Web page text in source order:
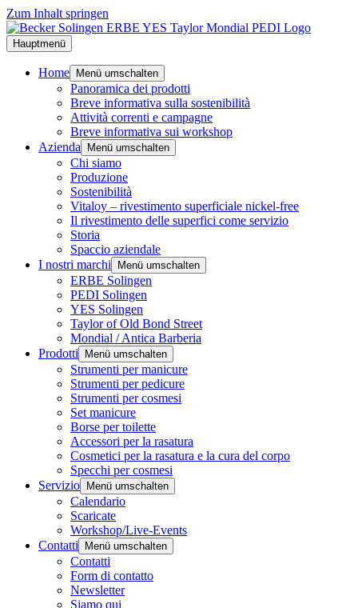
Zum Inhalt springen
Hauptmenü
Home Menü umschalten
Panoramica dei prodotti
Breve informativa sulla sostenibilità
Attività correnti e campagne
Breve informativa sui workshop
Azienda
Menü umschalten
Chi siamo
Produzione
Sostenibilità
Vitaloy – rivestimento superficiale nickel-free
Il rivestimento delle superfici come servizio
Storia
Spaccio aziendale
I nostri marchi
Menü umschalten
ERBE Solingen
PEDI Solingen
YES Solingen
Taylor of Old Bond Street
Mondial / Antica Barberia
Prodotti
Menü umschalten
Strumenti per manicure
Strumenti per pedicure
Strumenti per cosmesi
Set manicure
Borse per toilette
Accessori per la rasatura
Cosmetici per la rasatura e la cura del corpo
Specchi per cosmesi
Servizio
Menü umschalten
Calendario
Scaricate
Workshop/Live-Events
Contatti
Menü umschalten
Contatti
Form di contatto
Newsletter
Siamo qui